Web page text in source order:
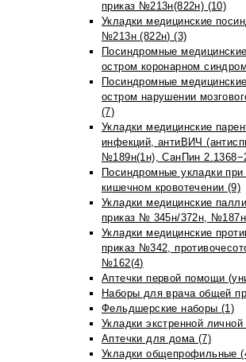
приказ №213н(822н) (10)
Укладки медицинские
№213н (822н) (3)
Посиндромные
остром коронарном
Посиндромные
остром нарушении
(7)
Укладки медицинские
инфекций, антиВИЧ
№189н(1н), СанПин
Посиндромные укладки
кишечном кровотечении (9)
Укладки медицинские
приказ № 345н/372н,
Укладки медицинские
приказ №342,
№162(4)
Аптечки первой помощи
Наборы для врача общей
Фельдшерские наборы (1)
Укладки экстренной
Аптечки для дома (7)
Укладки общепрофильные